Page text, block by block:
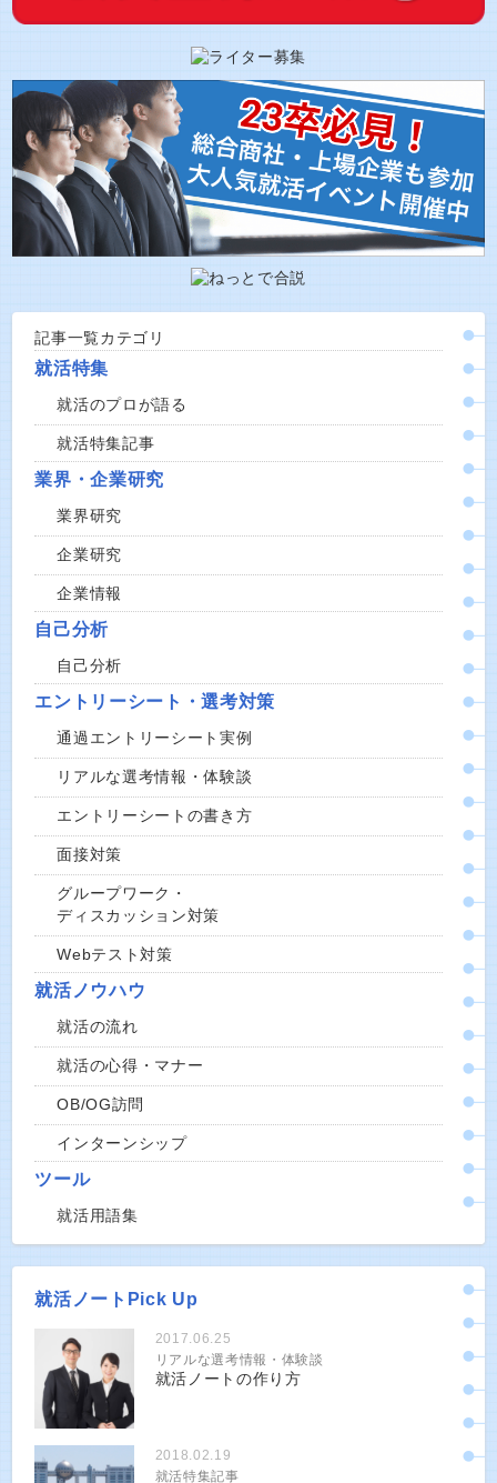
記事一覧カテゴリ
就活特集
就活のプロが語る
就活特集記事
業界・企業研究
業界研究
企業研究
企業情報
自己分析
自己分析
エントリーシート・選考対策
通過エントリーシート実例
リアルな選考情報・体験談
エントリーシートの書き方
面接対策
グループワーク・
ディスカッション対策
Webテスト対策
就活ノウハウ
就活の流れ
就活の心得・マナー
OB/OG訪問
インターンシップ
ツール
就活用語集
就活ノートPick Up
2017.06.25
リアルな選考情報・体験談
就活ノートの作り方
2018.02.19
就活特集記事